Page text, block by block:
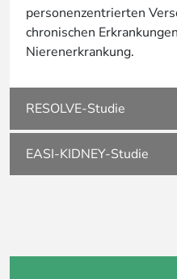
personenzentrierten
chronischen
Nierenerkrankung.
RESOLVE-Studie
EASI-KIDNEY-Studie